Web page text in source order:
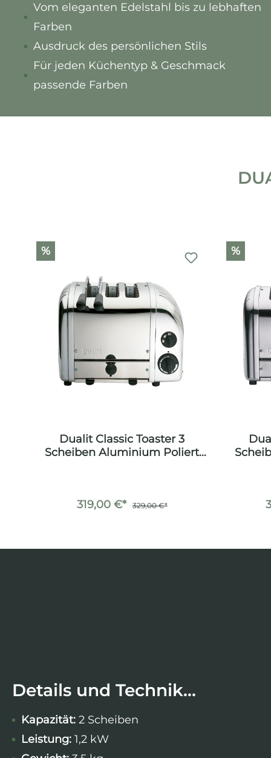
Vom eleganten Edelstahl bis zu lebhaften
Farben
Ausdruck des persönlichen Stils
Für jeden Küchentyp & Geschmack
passende Farben
Produktgalerie überspringen
%
Dualit Classic Toaster 3
Scheiben Aluminium Poliert
319,00 €* 329,00 €*
%
Details und Technik...
Kapazität: 2 Scheiben
Leistung: 1,2 kW